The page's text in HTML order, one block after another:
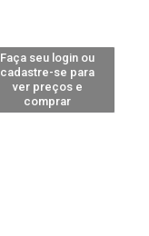
Faça seu login ou
cadastre-se para
ver preços e
comprar